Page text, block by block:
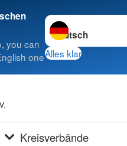
you can
one
Sprache wechseln
Alles klar
Kreisverbände